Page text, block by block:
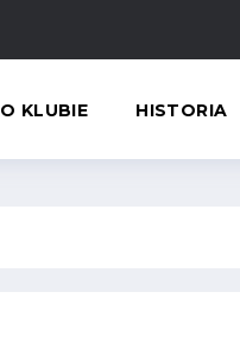
O KLUBIE HISTORIA